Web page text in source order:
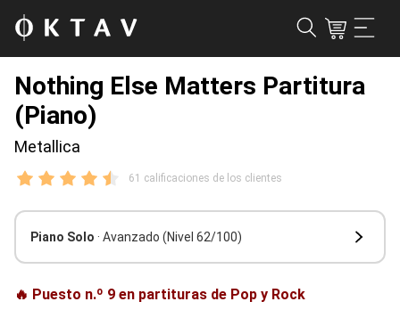
Nothing Else Matters Partitura
(Piano)
Metallica
61 calificaciones de los clientes
Piano Solo · Avanzado (Nivel 62/100)
🔥 Puesto n.º 9 en partituras de Pop y Rock